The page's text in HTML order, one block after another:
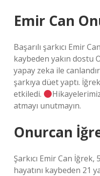
Emir Can
Başarılı şarkıcı Emir
kaybeden yakın dostu
yapay zeka ile
şarkıya düet yaptı.
etkiledi.
atmayı unutmayın.
Onurcan
Şarkıcı Emir Can
hayatını kaybeden 21